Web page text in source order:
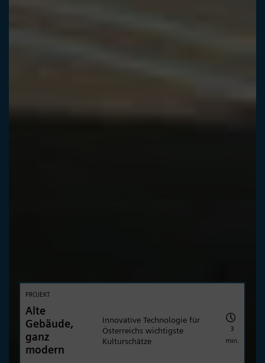
PROJEKT
Alte
Gebäude,
ganz
modern
Innovative Technologie für
Österreichs wichtigste
Kulturschätze
3
min.